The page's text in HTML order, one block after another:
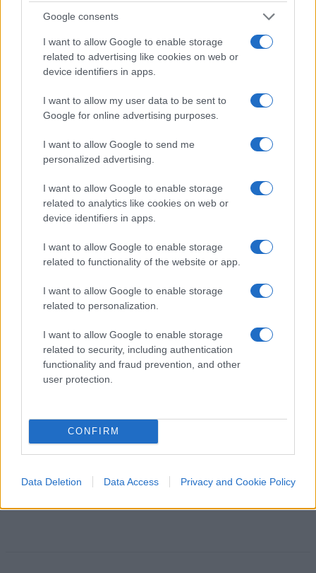
Google consents
I want to allow Google to enable storage
related to advertising like cookies on web or
device identifiers in apps.
I want to allow my user data to be sent to
Google for online advertising purposes.
I want to allow Google to send me
personalized advertising.
I want to allow Google to enable storage
related to analytics like cookies on web or
device identifiers in apps.
I want to allow Google to enable storage
related to functionality of the website or app.
I want to allow Google to enable storage
related to personalization.
I want to allow Google to enable storage
related to security, including authentication
functionality and fraud prevention, and other
user protection.
CONFIRM
Data Deletion Data Access Privacy and Cookie Policy
l’illegittimità di un simile provvedimento. Quando
innocente fino a prova contraria. Ecco, per
giustificare ilcoprifuoco
Siccome non lo hanno mai fatto, e mai lo faranno,
questo sarebbe sufficiente per dimostrarne
l’assoluta illegittimità. In Parlamento dovrebbero
dare battaglia su questo».
#COPRIFUOCO #GOVERNO
#LIBERTÀ
#MARIA STELLA GELMINI
Pagina
Precedente
PAGINA
SUCCESSIVA
Leggi i commenti
Vai all'archivio delle vignette